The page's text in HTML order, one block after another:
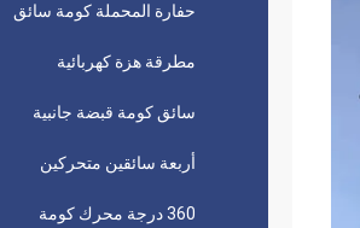
حفارة المحملة كومة سائق
مطرقة هزة كهربائية
سائق كومة قبضة جانبية
أربعة سائقين متحركين
360 درجة محرك كومة